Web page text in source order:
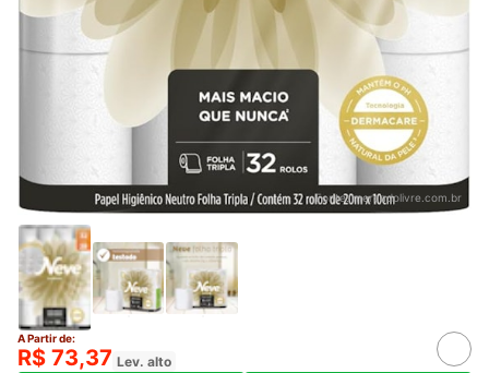
Fonte:mercadolivre.com.br
A Partir de:
R$ 73,37 Lev. alto